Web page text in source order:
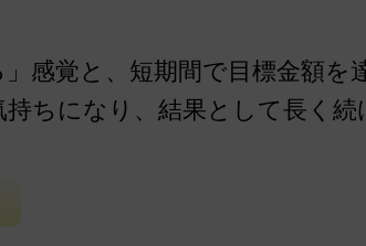
感覚と、短期間で目標金額
ちになり、結果として長く